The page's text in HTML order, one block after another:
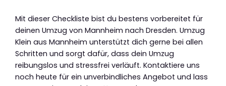
Mit dieser Checkliste bist du bestens vorbereitet für
deinen Umzug von Mannheim nach Dresden. Umzug
Klein aus Mannheim unterstützt dich gerne bei allen
Schritten und sorgt dafür, dass dein Umzug
reibungslos und stressfrei verläuft. Kontaktiere uns
noch heute für ein unverbindliches Angebot und lass